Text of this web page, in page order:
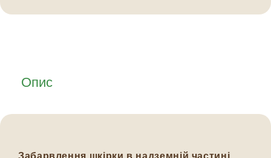
Опис
Забарвлення шкірки в надземній частині